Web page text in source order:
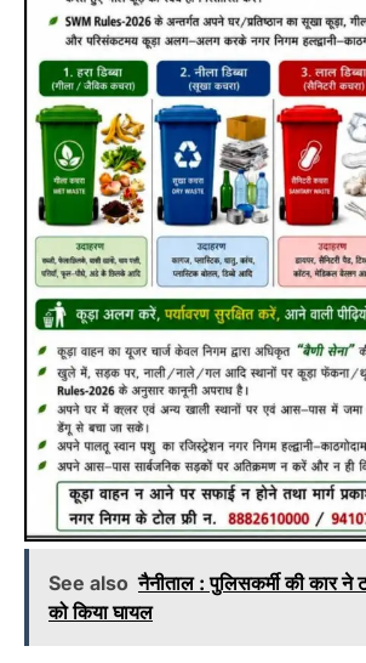
See also नैनीताल : पुलिसकर्मी की कार ने
को किया घायल